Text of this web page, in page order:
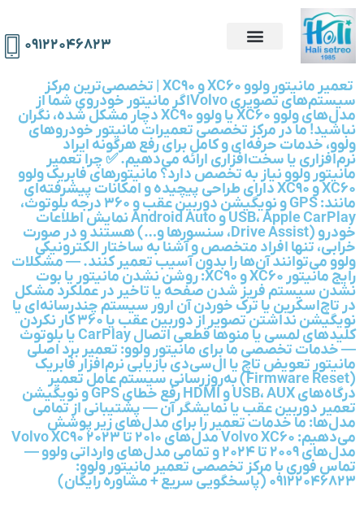
۰۹۱۲۲۰۴۶۸۲۳
️ تعمیر مانیتور ولوو XC60 و XC90 | تخصصی‌ترین مرکز
سیستم‌های تصویری Volvoاگر مانیتور خودروی شما از
مدل‌های ولوو XC60 یا ولوو XC90 دچار مشکل شده، نگران
نباشید! ما در مرکز تخصصی تعمیرات مانیتور خودروهای
ولوو، خدمات حرفه‌ای و کامل برای رفع هرگونه ایراد
نرم‌افزاری یا سخت‌افزاری ارائه می‌دهیم. ✅ چرا تعمیر
مانیتور ولوو نیاز به تخصص دارد؟ مانیتورهای فابریک ولوو
XC60 و XC90 دارای طراحی پیچیده و امکانات پیشرفته‌ای
مانند: GPS و نویگیشن دوربین عقب و ۳۶۰ درجه بلوتوث،
USB، Apple CarPlay و Android Auto نمایش اطلاعات
خودرو (Drive Assist، سنسورها و…) هستند و در صورت
خرابی، تنها افراد متخصص و آشنا به ساختار الکترونیکی
ولوو می‌توانند آن‌ها را بدون آسیب تعمیر کنند. — مشکلات
رایج مانیتور XC60 و XC90: روشن نشدن مانیتور یا بوت
نشدن سیستم فریز شدن صفحه یا تاخیر در عملکرد مشکل
در تاچ‌اسکرین یا ترک خوردن آن ارور سیستم چندرسانه‌ای یا
نویگیشن نداشتن تصویر از دوربین عقب یا ۳۶۰ کار نکردن
کلیدهای لمسی یا منوها قطعی اتصال CarPlay یا بلوتوث
— خدمات تخصصی ما برای مانیتور ولوو: تعمیر برد اصلی
مانیتور تعویض تاچ یا ال‌سی‌دی بازیابی نرم‌افزار فابریک
(Firmware Reset) به‌روزرسانی سیستم عامل تعمیر
درگاه‌های USB، AUX و HDMI رفع خطای GPS و نویگیشن
تعمیر دوربین عقب یا نمایشگر آن — پشتیبانی از تمامی
مدل‌ها: ما خدمات تعمیر را برای مدل‌های زیر پوشش
می‌دهیم: Volvo XC60 مدل‌های 2010 تا 2023 Volvo XC90
مدل‌های 2009 تا 2024 و تمامی مدل‌های وارداتی ولوو —
تماس فوری با مرکز تخصصی تعمیر مانیتور ولوو:
۰۹۱۲۲۰۴۶۸۲۳ (پاسخگویی سریع + مشاوره رایگان)